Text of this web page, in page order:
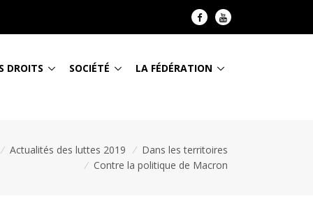
DROITS SOCIÉTÉ LA FÉDÉRATION
/ Actualités des luttes 2019 / Dans les territoires
/ Contre la politique de Macron